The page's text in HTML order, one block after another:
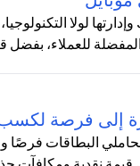
لولا
للعملاء، بفضل
إلى فرصة
البطاقات